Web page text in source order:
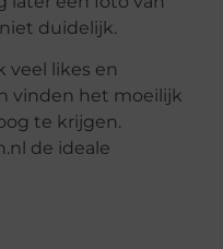
duidelijk.
veel likes en
vinden het moeilijk
te krijgen.
de ideale